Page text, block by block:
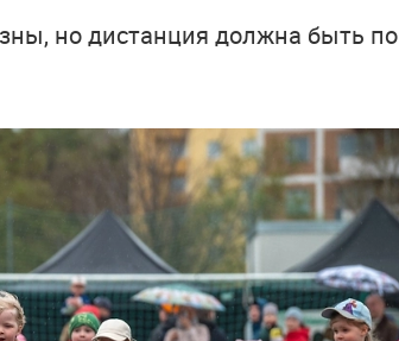
но дистанция должна быть по